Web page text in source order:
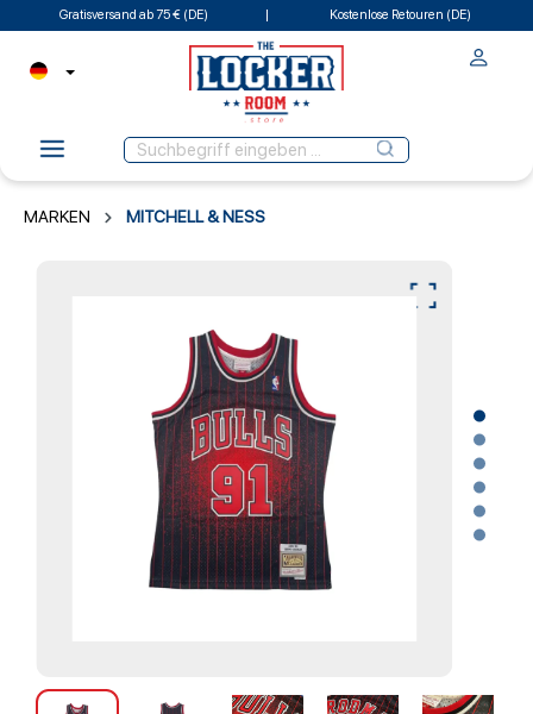
Gratisversand ab 75 € (DE) Kostenlose Retouren (DE)
MARKEN MITCHELL & NESS